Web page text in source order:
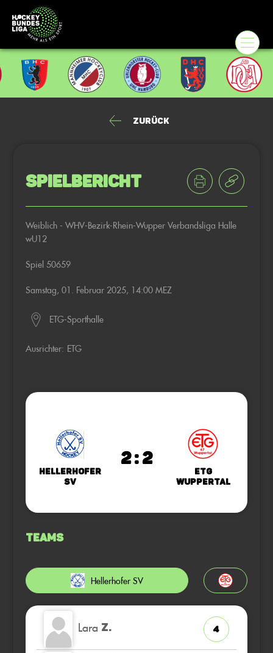
Zurück
Spielbericht
Weiblich - WHV-Bezirk-Rhein-Wupper Verbandsliga Halle
wU12
Spiel 50659
Samstag, 01. Februar 2025, 14:00 MEZ
ETG-Sporthalle
Ausrichter: ETG
Hellerhofer
SV
2 : 2
ETG
Wuppertal
Teams
Hellerhofer SV
Lara Z. 4